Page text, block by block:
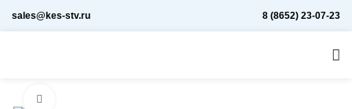
sales@kes-stv.ru 8 (8652) 23-07-23